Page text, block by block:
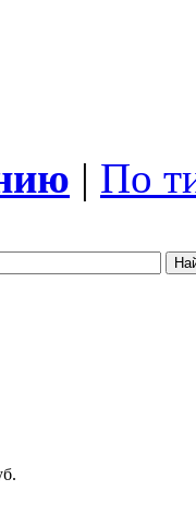
| По